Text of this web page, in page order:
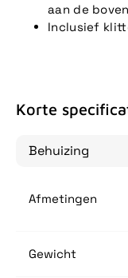
aan de
Inclusief
Korte
Behuizing
Afmetingen
Gewicht